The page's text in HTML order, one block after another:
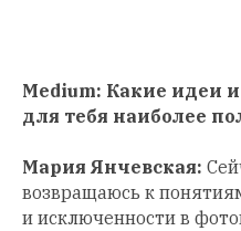
Medium: Какие идеи
для тебя наиболее
Мария Янчевская:
возвращаюсь к
и исключенности в